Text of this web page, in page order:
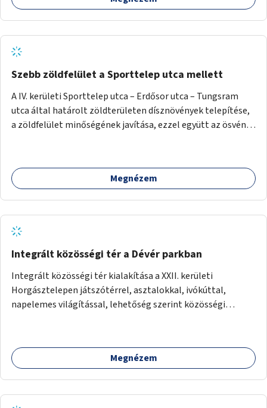
Szebb zöldfelület a Sporttelep utca mellett
A IV. kerületi Sporttelep utca – Erdősor utca – Tungsram
utca által határolt zöldterületen dísznövények telepítése,
a zöldfelület minőségének javítása, ezzel együtt az ösvény
Megnézem
Integrált közösségi tér a Dévér parkban
Integrált közösségi tér kialakítása a XXII. kerületi
Horgásztelepen játszótérrel, asztalokkal, ivókúttal,
napelemes világítással, lehetőség szerint közösségi
Megnézem